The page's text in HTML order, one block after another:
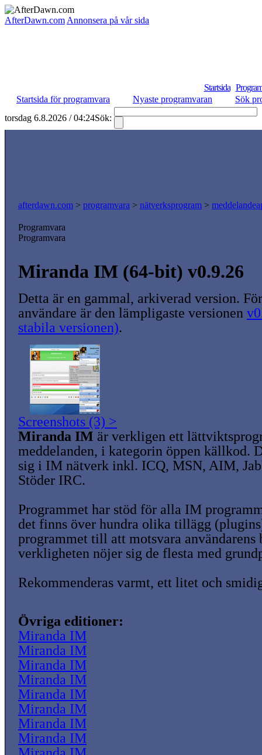
AfterDawn.com Annonsera på vår sida
Startsida
Startsida för programvara
Nyaste programvaran
Sök
torsdag 6.8.2026 / 04:24Sök:
afterdawn.com > programvara > nätverksprogram >
Programvara
Programvara
Miranda IM (64-bit) v0.9.26
Detta är en gammal, arkiverad version.
användare är den lämpligaste versionen
stabila versionen).
Screenshots (3) >
Miranda IM är verkligen ett
meddelanden, i kategorin öppen källkod.
sig i IM nätverk inkl. ICQ, MSN, AIM,
Stöder IRC.
Programmet har stöd för alla IM
det finns över hundra olika tillägg
programmet till att motsvara användarens
verkligheten nöjer sig de flesta med
Rekommenderas varmt, ett litet och
Övriga editioner:
Miranda IM
Miranda IM
Miranda IM
Miranda IM
Miranda IM
Miranda IM
Miranda IM
Miranda IM